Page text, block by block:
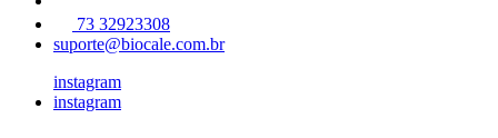
73 32923308
suporte@biocale.com.br
instagram
instagram